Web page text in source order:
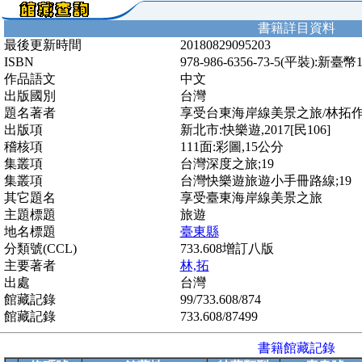
書籍詳目資料
最後更新時間
20180829095203
ISBN
978-986-6356-73-5(平裝):新臺幣
作品語文
中文
出版國別
台灣
題名著者
享受台東海岸線美景之旅/林拓
出版項
新北市:快樂遊,2017[民106]
稽核項
111面:彩圖,15公分
集叢項
台灣深度之旅;19
集叢項
台灣快樂遊旅遊小手冊路線;19
其它題名
享受臺東海岸線美景之旅
主題標題
旅遊
地名標題
臺東縣
分類號(CCL)
733.608增訂八版
主要著者
林,拓
出處
台灣
館藏記錄
99/733.608/874
館藏記錄
733.608/87499
書籍館藏記錄